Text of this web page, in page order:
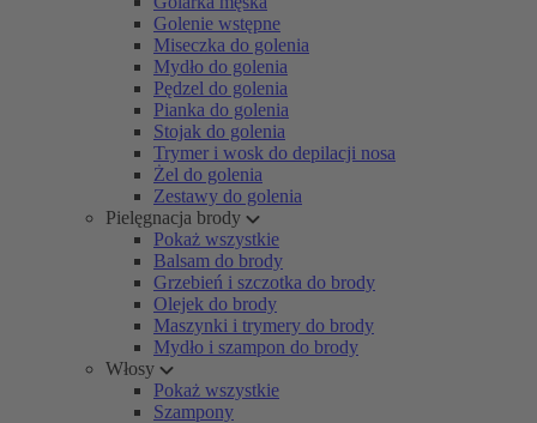
Golenie wstępne
Miseczka do golenia
Mydło do golenia
Pędzel do golenia
Pianka do golenia
Stojak do golenia
Trymer i wosk do depilacji nosa
Żel do golenia
Zestawy do golenia
Pielęgnacja brody
Pokaż wszystkie
Balsam do brody
Grzebień i szczotka do brody
Olejek do brody
Maszynki i trymery do brody
Mydło i szampon do brody
Włosy
Pokaż wszystkie
Szampony